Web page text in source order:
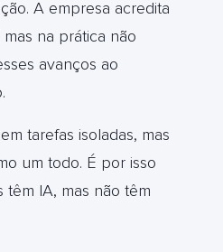
A empresa acredita
na prática não
avanços ao
tarefas isoladas, mas
um todo. É por isso
têm IA, mas não têm